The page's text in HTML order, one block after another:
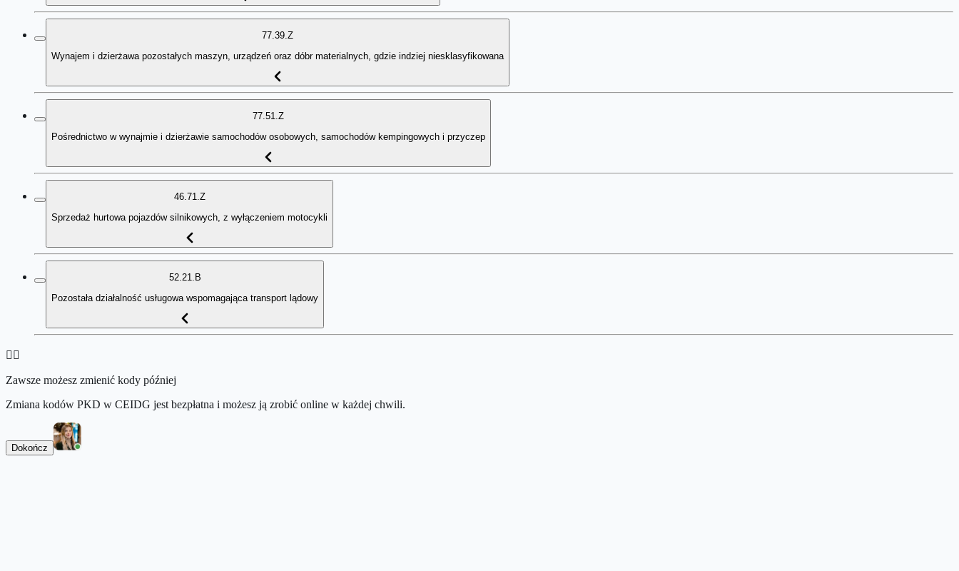
77.39.Z
Wynajem i dzierżawa pozostałych maszyn, urządzeń oraz dóbr materialnych, gdzie indziej niesklasyfikowana
77.51.Z
Pośrednictwo w wynajmie i dzierżawie samochodów osobowych, samochodów kempingowych i przyczep
46.71.Z
Sprzedaż hurtowa pojazdów silnikowych, z wyłączeniem motocykli
52.21.B
Pozostała działalność usługowa wspomagająca transport lądowy
👉🏻
Zawsze możesz zmienić kody później
Zmiana kodów PKD w CEIDG jest bezpłatna i możesz ją zrobić online w każdej chwili.
Dokończ